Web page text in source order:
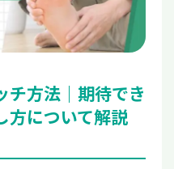
チ方法｜期待でき
方について解説